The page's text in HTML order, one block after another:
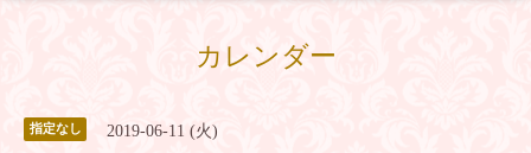
カレンダー
指定なし 2019-06-11 (火)